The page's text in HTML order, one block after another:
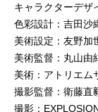
キャラクターデザ
色彩設計：吉田沙
美術設定：友野加
美術監督：丸山由
美術：アトリエム
撮影監督：衛藤直
撮影：